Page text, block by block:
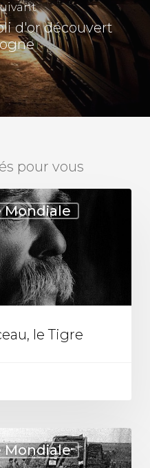
d'or découvert
pour vous
Mondiale
le Tigre
Mondiale